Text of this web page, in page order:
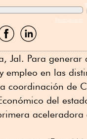
ReadSpeaker
Compartir
por
Jal. Para generar
empleo en las
coordinación de
del
aceleradora